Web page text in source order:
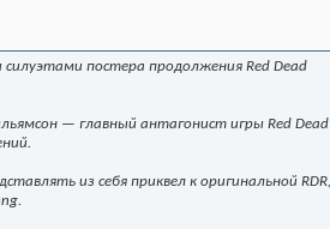
постера продолжения Red Dead
— главный антагонист игры Red Dead
из себя приквел к оригинальной RDR,